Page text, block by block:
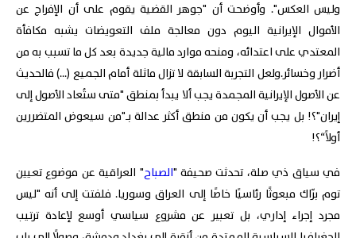
وليس العكس". وأوضحت أن "جوهر القضية يقوم على أن الإفراج عن
الأموال الإيرانية اليوم دون معالجة ملف التعويضات يشبه مكافأة
المعتدي على اعتدائه، ومنحه موارد مالية جديدة بعد كل ما تسبب به من
أضرار وخسائر.ولعل التجربة السابقة لا تزال ماثلة أمام الجميع (...) فالحديث
عن الأصول الإيرانية المجمدة يجب ألا يبدأ بمنطق "متى ستُعاد الأصول إلى
إيران"؟! بل يجب أن يكون من منطق أكثر عدالة بـ"من سيعوض المتضررين
أولاً“؟!
في سياق ذي صلة، تحدثت صحيفة "الصباح" العراقية عن موضوع تعيين
توم برّاك مبعوثًا رئاسيًا خاصًا إلى العراق وسوريا. فلفتت إلى أنه "ليس
مجرد إجراء إداري، بل تعبير عن مشروع سياسي أوسع لإعادة ترتيب